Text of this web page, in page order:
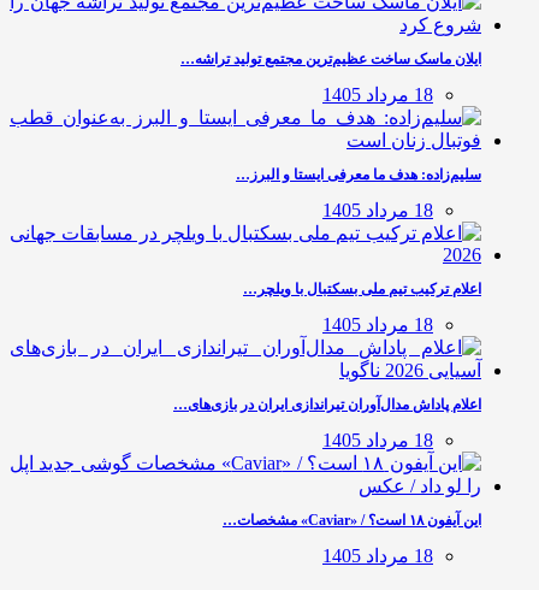
ایلان ماسک ساخت عظیم‌ترین مجتمع تولید تراشه…
18 مرداد 1405
سلیم‌زاده: هدف‌ ما معرفی ایستا و البرز…
18 مرداد 1405
اعلام ترکیب تیم ملی بسکتبال با ویلچر…
18 مرداد 1405
اعلام پاداش مدال‌آوران تیراندازی ایران در بازی‌های…
18 مرداد 1405
این آیفون ۱۸ است؟ / «Caviar» مشخصات…
18 مرداد 1405